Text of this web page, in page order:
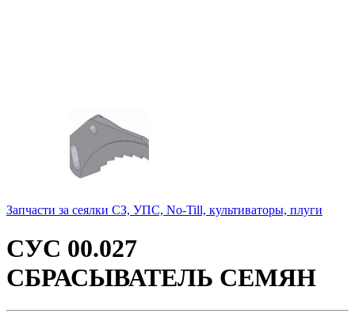
Запчасти за сеялки СЗ, УПС, No-Till, культиваторы, плуги
СУС 00.027
СБРАСЫВАТЕЛЬ СЕМЯН